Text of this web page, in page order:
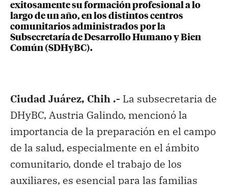
exitosamente su formación profesional a lo
largo de un año, en los distintos centros
comunitarios administrados por la
Subsecretaría de Desarrollo Humano y Bien
Común (SDHyBC).
Ciudad Juárez, Chih .- La subsecretaria de
DHyBC, Austria Galindo, mencionó la
importancia de la preparación en el campo
de la salud, especialmente en el ámbito
comunitario, donde el trabajo de los
auxiliares, es esencial para las familias